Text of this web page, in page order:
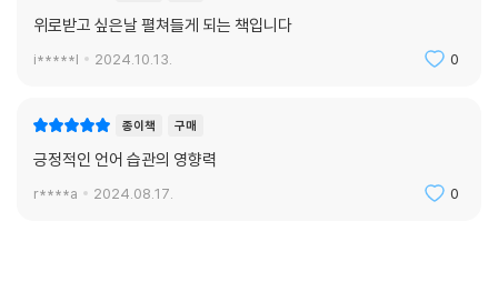
위로받고 싶은날 펼쳐들게 되는 책입니다
i*****l 2024.10.13. 0
종이책 구매
긍정적인 언어 습관의 영향력
r****a 2024.08.17. 0